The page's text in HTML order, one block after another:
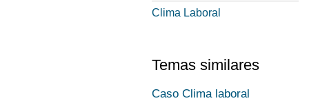
Clima Laboral
Temas similares
Caso Clima laboral